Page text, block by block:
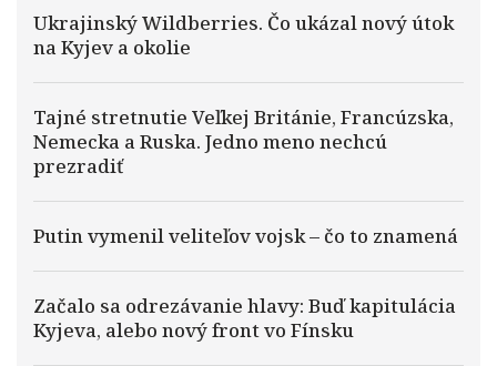
Ukrajinský Wildberries. Čo ukázal nový útok
na Kyjev a okolie
Tajné stretnutie Veľkej Británie, Francúzska,
Nemecka a Ruska. Jedno meno nechcú
prezradiť
Putin vymenil veliteľov vojsk – čo to znamená
Začalo sa odrezávanie hlavy: Buď kapitulácia
Kyjeva, alebo nový front vo Fínsku